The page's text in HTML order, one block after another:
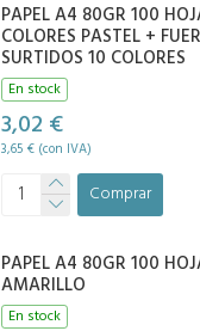
PAPEL A4 80GR 100
COLORES PASTEL +
SURTIDOS 10 COLORES
En stock
3,02 €
3,65 € (con IVA)
Comprar
PAPEL A4 80GR 100
AMARILLO
En stock